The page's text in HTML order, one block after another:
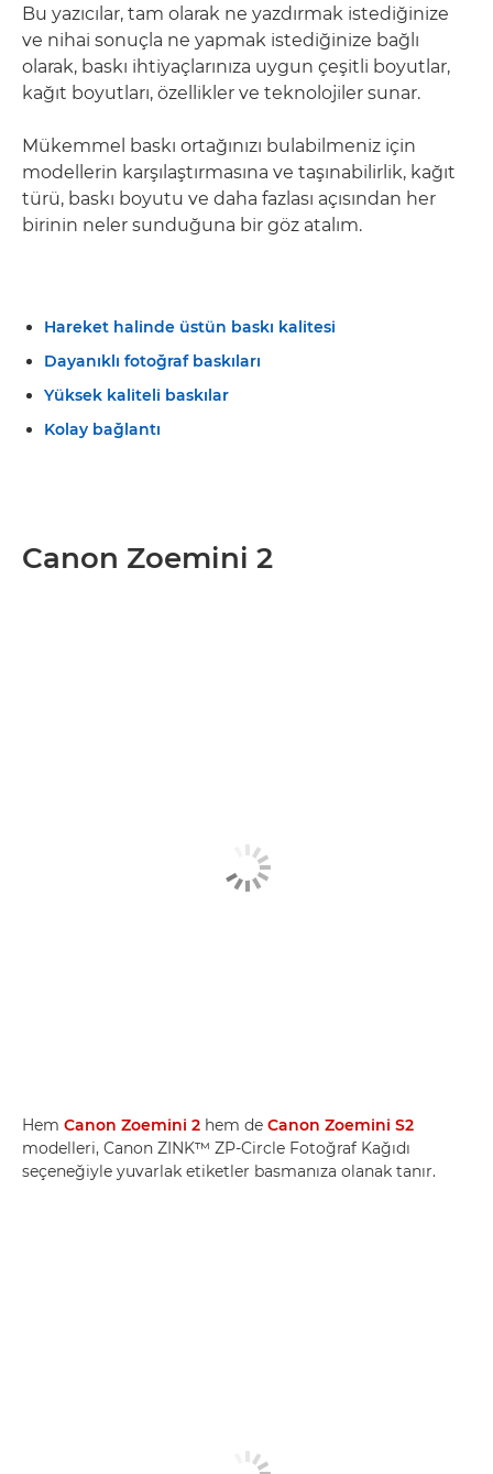
Bu yazıcılar, tam olarak ne yazdırmak istediğinize
ve nihai sonuçla ne yapmak istediğinize bağlı
olarak, baskı ihtiyaçlarınıza uygun çeşitli boyutlar,
kağıt boyutları, özellikler ve teknolojiler sunar.
Mükemmel baskı ortağınızı bulabilmeniz için
modellerin karşılaştırmasına ve taşınabilirlik, kağıt
türü, baskı boyutu ve daha fazlası açısından her
birinin neler sunduğuna bir göz atalım.
Hareket halinde üstün baskı kalitesi
Dayanıklı fotoğraf baskıları
Yüksek kaliteli baskılar
Kolay bağlantı
Canon Zoemini 2
Hem Canon Zoemini 2 hem de Canon Zoemini S2
modelleri, Canon ZINK™ ZP-Circle Fotoğraf Kağıdı
seçeneğiyle yuvarlak etiketler basmanıza olanak tanır.